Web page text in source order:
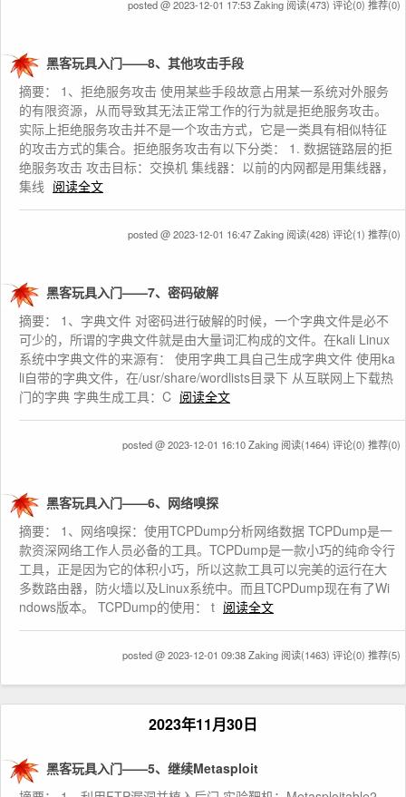
posted @ 2023-12-01 17:53 Zaking 阅读(473) 评论(0) 推荐(0)
黑客玩具入门——8、其他攻击手段
摘要： 1、拒绝服务攻击 使用某些手段故意占用某一系统对外服务
的有限资源，从而导致其无法正常工作的行为就是拒绝服务攻击。
实际上拒绝服务攻击并不是一个攻击方式，它是一类具有相似特征
的攻击方式的集合。拒绝服务攻击有以下分类： 1. 数据链路层的拒
绝服务攻击 攻击目标：交换机 集线器：以前的内网都是用集线器，
集线 阅读全文
posted @ 2023-12-01 16:47 Zaking 阅读(428) 评论(1) 推荐(0)
黑客玩具入门——7、密码破解
摘要： 1、字典文件 对密码进行破解的时候，一个字典文件是必不
可少的，所谓的字典文件就是由大量词汇构成的文件。在kali Linux
系统中字典文件的来源有： 使用字典工具自己生成字典文件 使用ka
li自带的字典文件，在/usr/share/wordlists目录下 从互联网上下载热
门的字典 字典生成工具：C 阅读全文
posted @ 2023-12-01 16:10 Zaking 阅读(1464) 评论(0) 推荐(0)
黑客玩具入门——6、网络嗅探
摘要： 1、网络嗅探：使用TCPDump分析网络数据 TCPDump是一
款资深网络工作人员必备的工具。TCPDump是一款小巧的纯命令行
工具，正是因为它的体积小巧，所以这款工具可以完美的运行在大
多数路由器，防火墙以及Linux系统中。而且TCPDump现在有了Wi
ndows版本。 TCPDump的使用： t 阅读全文
posted @ 2023-12-01 09:38 Zaking 阅读(1463) 评论(0) 推荐(5)
2023年11月30日
黑客玩具入门——5、继续Metasploit